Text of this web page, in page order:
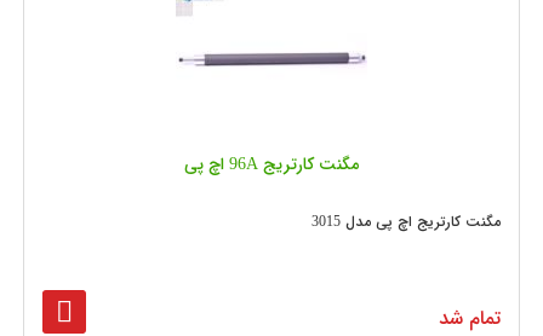
مگنت کارتریج 96A اچ پی
مگنت کارتریج اچ پی مدل 3015
تمام شد